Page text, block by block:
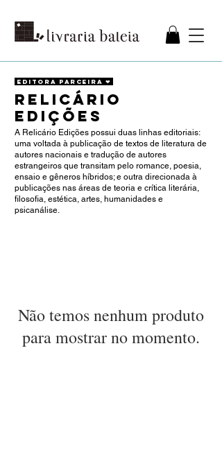
EDITORA PARCEIRA ❤
RELICÁRIO
EDIÇÕES
A Relicário Edições possui duas linhas editoriais:
uma voltada à publicação de textos de literatura de
autores nacionais e tradução de autores
estrangeiros que transitam pelo romance, poesia,
ensaio e gêneros híbridos; e outra direcionada à
publicações nas áreas de teoria e crítica literária,
filosofia, estética, artes, humanidades e
psicanálise.
Não temos nenhum produto
para mostrar no momento.